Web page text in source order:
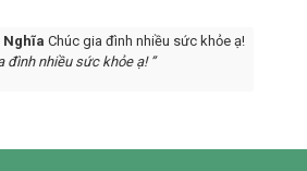
Nghĩa Chúc gia đình nhiều sức khỏe ạ!
đình nhiều sức khỏe ạ! ”